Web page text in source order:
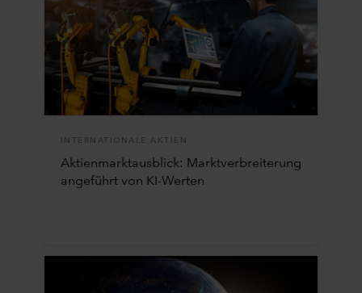
INTERNATIONALE AKTIEN
Aktienmarktausblick: Marktverbreiterung
angeführt von KI-Werten